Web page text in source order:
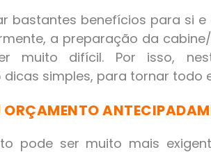
bastantes benefícios para si e
a preparação da
muito difícil. Por isso,
simples, para tornar todo
pode ser muito mais